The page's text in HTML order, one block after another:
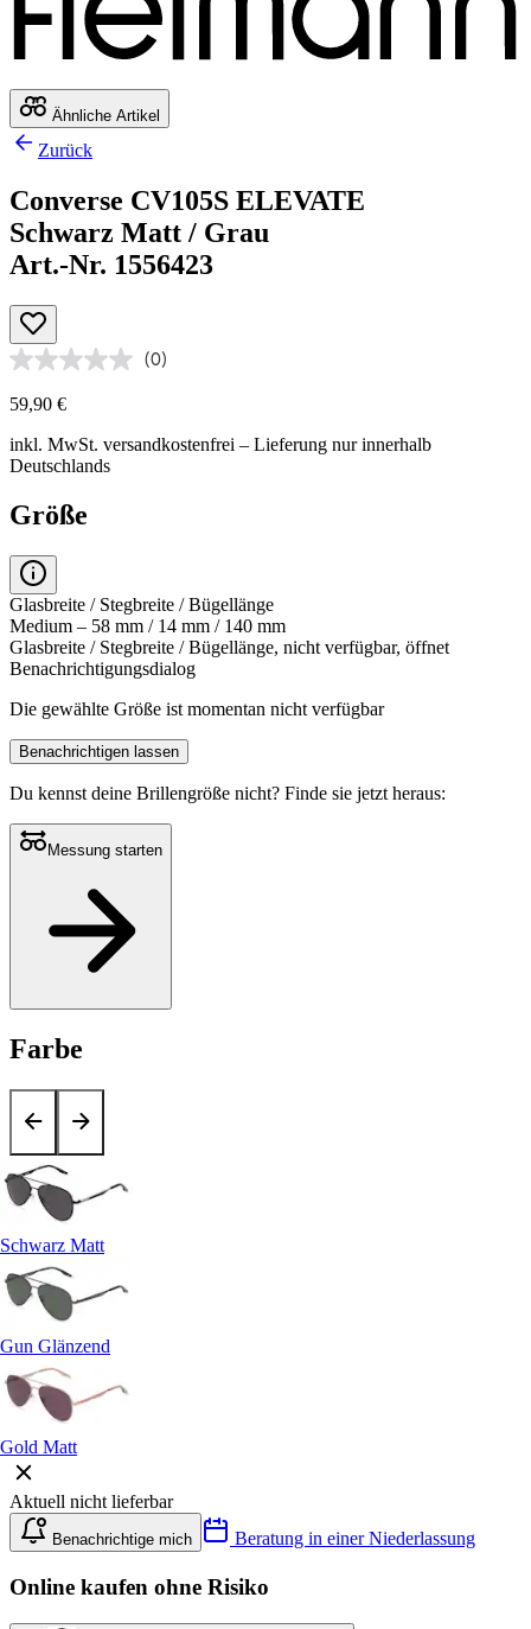
Ähnliche Artikel
Zurück
Converse CV105S ELEVATE
Schwarz Matt / Grau
Art.-Nr. 1556423
(0)
59,90 €
inkl. MwSt. versandkostenfrei – Lieferung nur innerhalb
Deutschlands
Größe
Glasbreite / Stegbreite / Bügellänge
Medium – 58 mm / 14 mm / 140 mm
Glasbreite / Stegbreite / Bügellänge, nicht verfügbar, öffnet
Benachrichtigungsdialog
Die gewählte Größe ist momentan nicht verfügbar
Benachrichtigen lassen
Du kennst deine Brillengröße nicht? Finde sie jetzt heraus:
Messung starten
Farbe
Schwarz Matt
Gun Glänzend
Gold Matt
Aktuell nicht lieferbar
Benachrichtige mich Beratung in einer Niederlassung
Online kaufen ohne Risiko